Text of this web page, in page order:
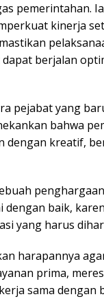
pemerintahan.
kinerja
berjalan
pejabat yang
bahwa
dengan kreatif,
dengan baik,
yang harus
harapannya
prima,
sama dengan